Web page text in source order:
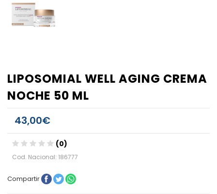
LIPOSOMIAL WELL AGING CREMA
NOCHE 50 ML
43,00€
(0)
Cod. Nacional: 186777
Compartir